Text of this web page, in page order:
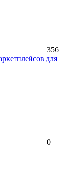
356
для
0